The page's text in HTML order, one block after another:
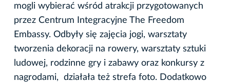
mogli wybierać wśród atrakcji przygotowanych
przez Centrum Integracyjne The Freedom
Embassy. Odbyły się zajęcia jogi, warsztaty
tworzenia dekoracji na rowery, warsztaty sztuki
ludowej, rodzinne gry i zabawy oraz konkursy z
nagrodami, działała też strefa foto. Dodatkowo